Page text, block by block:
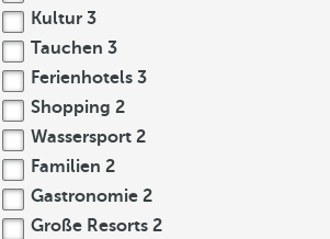
Kultur 3
Tauchen 3
Ferienhotels 3
Shopping 2
Wassersport 2
Familien 2
Gastronomie 2
Große Resorts 2